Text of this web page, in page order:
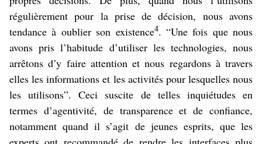
régulièrement pour la prise de décision, nous avons
tendance à oublier son existence4. “Une fois que nous
avons pris l’habitude d’utiliser les technologies, nous
arrêtons d’y faire attention et nous regardons à travers
elles les informations et les activités pour lesquelles nous
les utilisons”. Ceci suscite de telles inquiétudes en
termes d’agentivité, de transparence et de confiance,
notamment quand il s’agit de jeunes esprits, que les